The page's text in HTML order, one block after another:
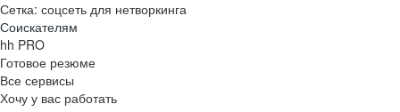
Сетка: соцсеть для нетворкинга
Соискателям
hh PRO
Готовое резюме
Все сервисы
Хочу у вас работать